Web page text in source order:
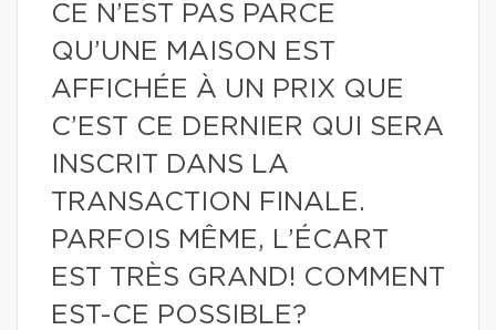
CE N’EST PAS PARCE
QU’UNE MAISON EST
AFFICHÉE À UN PRIX QUE
C’EST CE DERNIER QUI SERA
INSCRIT DANS LA
TRANSACTION FINALE.
PARFOIS MÊME, L’ÉCART
EST TRÈS GRAND! COMMENT
EST-CE POSSIBLE?